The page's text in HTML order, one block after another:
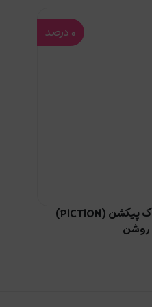
۰درصد
رنگ مو بدون آمونیاک پیکشن (PICTION)